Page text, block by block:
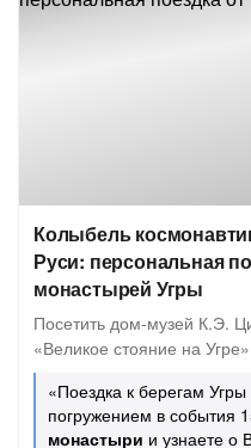
Колыбель
Руси: персональная
монастырей Угры
Посетить дом-музей К.Э.
«Великое стояние на Угре»
«Поездка к берегам
погружением в события
монастыри и узнаете о